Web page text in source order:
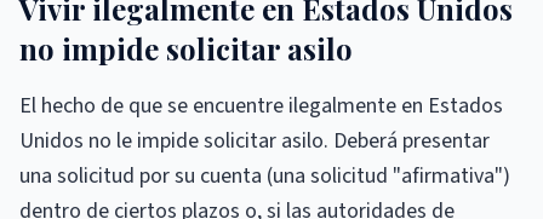
Vivir ilegalmente en Estados Unidos
no impide solicitar asilo
El hecho de que se encuentre ilegalmente en Estados
Unidos no le impide solicitar asilo. Deberá presentar
una solicitud por su cuenta (una solicitud "afirmativa")
dentro de ciertos plazos o, si las autoridades de